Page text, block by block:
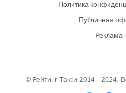
Политика
Публичная
Реклама
© Рейтинг Такси 2014 - 2024.